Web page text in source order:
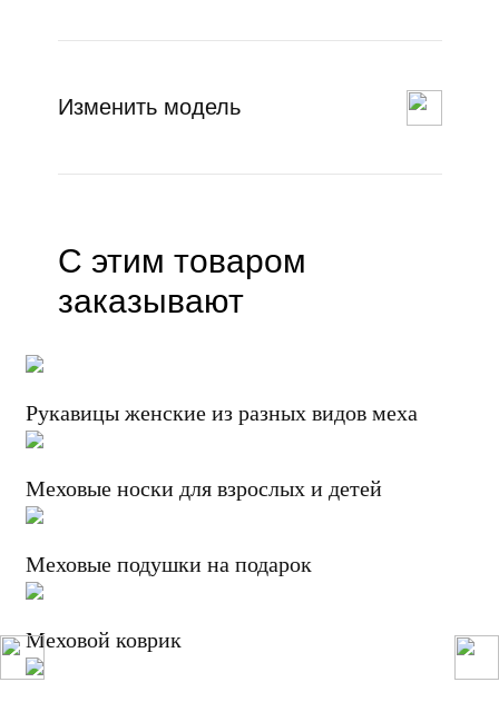
Изменить модель
С этим товаром
заказывают
Рукавицы женские из разных видов меха
Меховые носки для взрослых и детей
Меховые подушки на подарок
Меховой коврик